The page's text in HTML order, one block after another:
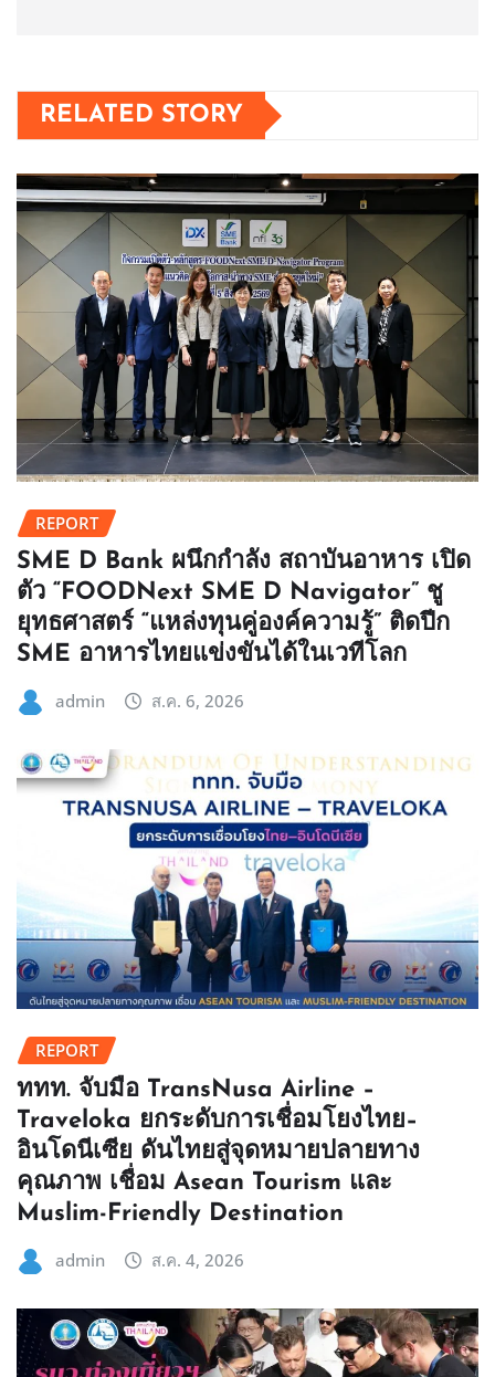
RELATED STORY
REPORT
SME D Bank ผนึกกำลัง สถาบันอาหาร เปิด
ตัว “FOODNext SME D Navigator” ชู
ยุทธศาสตร์ “แหล่งทุนคู่องค์ความรู้” ติดปีก
SME อาหารไทยแข่งขันได้ในเวทีโลก
admin ส.ค. 6, 2026
REPORT
ททท. จับมือ TransNusa Airline –
Traveloka ยกระดับการเชื่อมโยงไทย–
อินโดนีเซีย ดันไทยสู่จุดหมายปลายทาง
คุณภาพ เชื่อม Asean Tourism และ
Muslim-Friendly Destination
admin ส.ค. 4, 2026